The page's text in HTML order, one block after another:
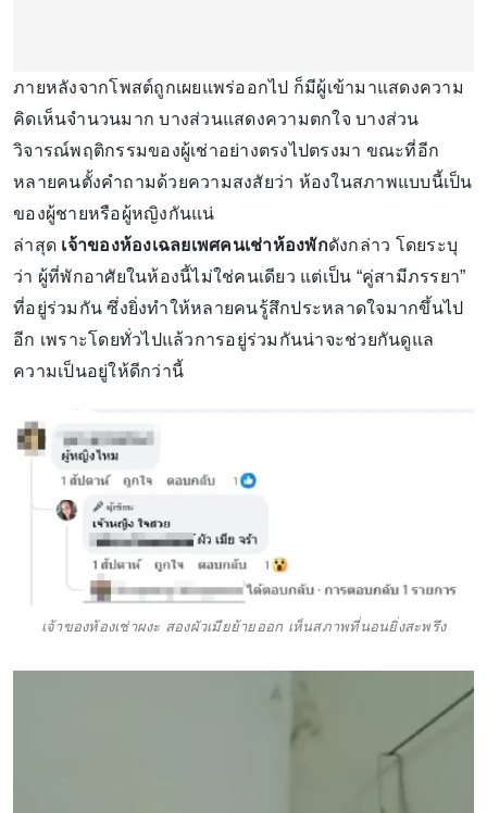
ภายหลังจากโพสต์ถูกเผยแพร่ออกไป ก็มีผู้เข้ามาแสดงความ
คิดเห็นจำนวนมาก บางส่วนแสดงความตกใจ บางส่วน
วิจารณ์พฤติกรรมของผู้เช่าอย่างตรงไปตรงมา ขณะที่อีก
หลายคนตั้งคำถามด้วยความสงสัยว่า ห้องในสภาพแบบนี้เป็น
ของผู้ชายหรือผู้หญิงกันแน่
ล่าสุด เจ้าของห้องเฉลยเพศคนเช่าห้องพักดังกล่าว โดยระบุ
ว่า ผู้ที่พักอาศัยในห้องนี้ไม่ใช่คนเดียว แต่เป็น “คู่สามีภรรยา”
ที่อยู่ร่วมกัน ซึ่งยิ่งทำให้หลายคนรู้สึกประหลาดใจมากขึ้นไป
อีก เพราะโดยทั่วไปแล้วการอยู่ร่วมกันน่าจะช่วยกันดูแล
ความเป็นอยู่ให้ดีกว่านี้
เจ้าของห้องเช่าผงะ สองผัวเมียย้ายออก เห็นสภาพที่นอนยิ่งสะพรึง